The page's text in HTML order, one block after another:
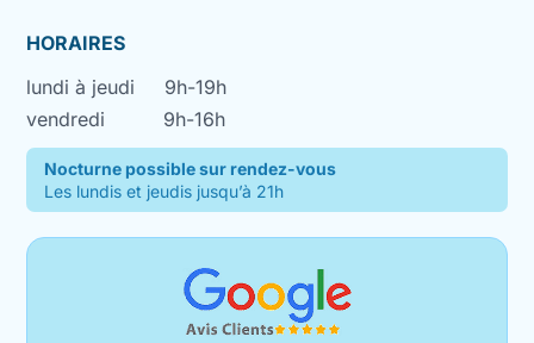
HORAIRES
lundi à jeudi
9h-19h
vendredi
9h-16h
Nocturne possible sur rendez-vous
Les lundis et jeudis jusqu’à 21h